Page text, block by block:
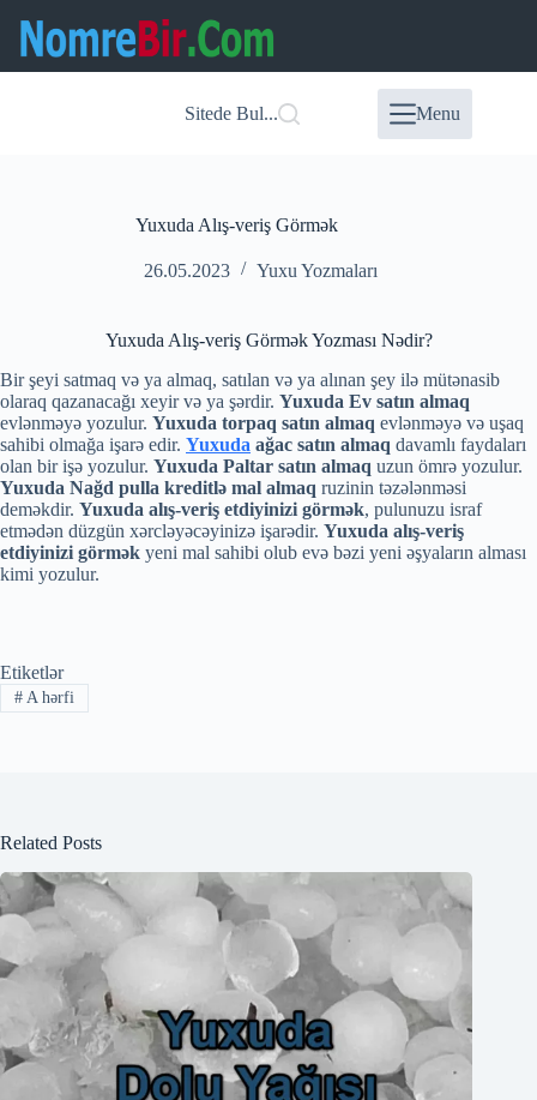
content
Sitede Bul... Menu
Yuxuda Alış-veriş Görmək
26.05.2023 Yuxu Yozmaları
Yuxuda Alış-veriş Görmək Yozması Nədir?
Bir şeyi satmaq və ya almaq, satılan və ya alınan şey ilə mütənasib
olaraq qazanacağı xeyir və ya şərdir. Yuxuda Ev satın almaq
evlənməyə yozulur. Yuxuda torpaq satın almaq evlənməyə və uşaq
sahibi olmağa işarə edir. Yuxuda ağac satın almaq davamlı faydaları
olan bir işə yozulur. Yuxuda Paltar satın almaq uzun ömrə yozulur.
Yuxuda Nağd pulla kreditlə mal almaq ruzinin təzələnməsi
deməkdir. Yuxuda alış-veriş etdiyinizi görmək, pulunuzu israf
etmədən düzgün xərcləyəcəyinizə işarədir. Yuxuda alış-veriş
etdiyinizi görmək yeni mal sahibi olub evə bəzi yeni əşyaların alması
kimi yozulur.
Etiketlər
#A hərfi
Related Posts